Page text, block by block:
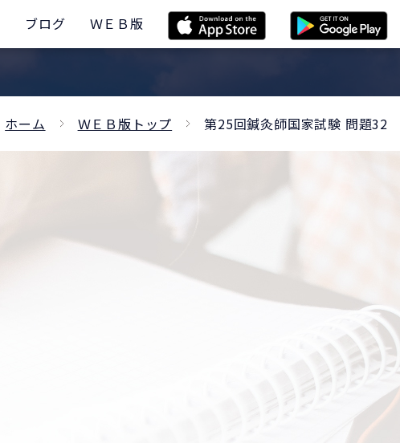
ブログ ＷＥＢ版
ホーム ＷＥＢ版トップ 第25回鍼灸師国家試験 問題32